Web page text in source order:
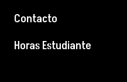
Contacto
Horas Estudiante